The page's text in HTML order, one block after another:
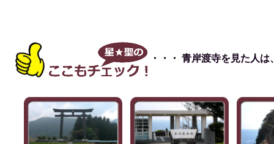
・・・ 青岸渡寺を見た人